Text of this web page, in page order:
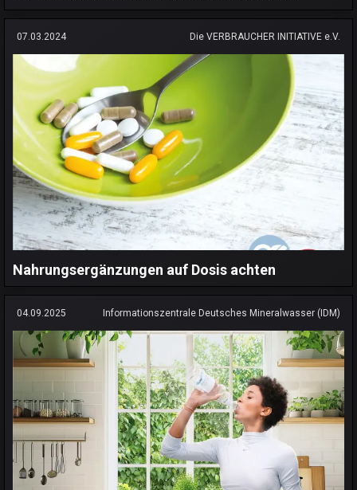
07.03.2024 Die VERBRAUCHER INITIATIVE e.V.
Nahrungsergänzungen auf Dosis achten
04.09.2025 Informationszentrale Deutsches Mineralwasser (IDM)